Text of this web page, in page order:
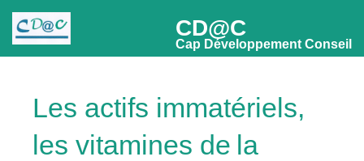
CD@C
Cap Développement Conseil
Les actifs immatériels,
les vitamines de la